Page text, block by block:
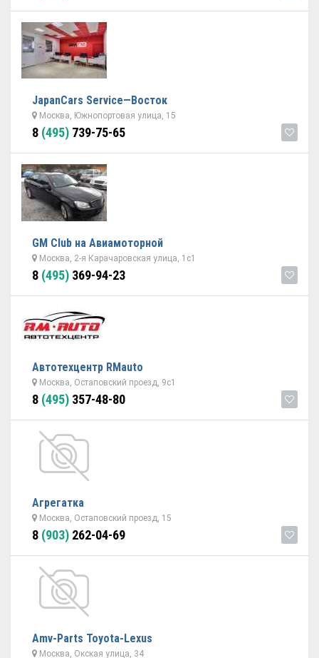
JapanСars Service—Восток
Москва, Южнопортовая улица, 15
8 (495) 739-75-65
GM Club на Авиамоторной
Москва, 2-я Карачаровская улица, 1с1
8 (495) 369-94-23
Автотехцентр RMauto
Москва, Остаповский проезд, 9с1
8 (495) 357-48-80
Агрегатка
Москва, Остаповский проезд, 15
8 (903) 262-04-69
Amv-Parts Toyota-Lexus
Москва, Окская улица, 34